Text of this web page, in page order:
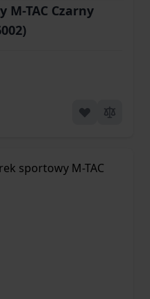
M-TAC Czarny